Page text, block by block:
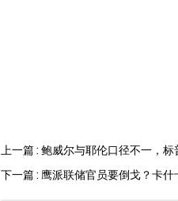
上一篇 : 鲍威尔与耶伦口径不一，
下一篇 : 鹰派联储官员要倒戈？卡